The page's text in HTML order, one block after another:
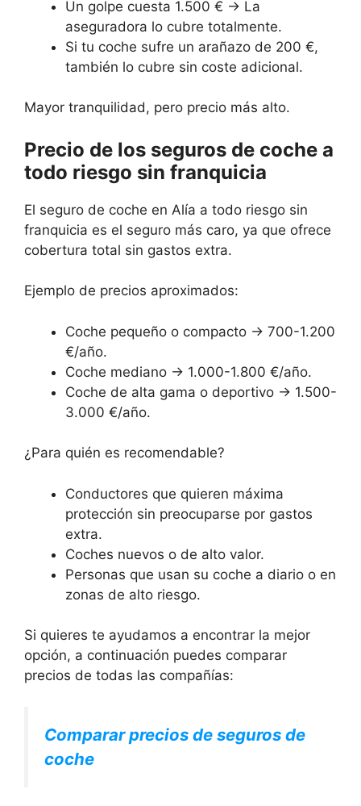
Un golpe cuesta 1.500 € → La
aseguradora lo cubre totalmente.
Si tu coche sufre un arañazo de 200 €,
también lo cubre sin coste adicional.
Mayor tranquilidad, pero precio más alto.
Precio de los seguros de coche a
todo riesgo sin franquicia
El seguro de coche en Alía a todo riesgo sin
franquicia es el seguro más caro, ya que ofrece
cobertura total sin gastos extra.
Ejemplo de precios aproximados:
Coche pequeño o compacto → 700-1.200
€/año.
Coche mediano → 1.000-1.800 €/año.
Coche de alta gama o deportivo → 1.500-
3.000 €/año.
¿Para quién es recomendable?
Conductores que quieren máxima
protección sin preocuparse por gastos
extra.
Coches nuevos o de alto valor.
Personas que usan su coche a diario o en
zonas de alto riesgo.
Si quieres te ayudamos a encontrar la mejor
opción, a continuación puedes comparar
precios de todas las compañías:
Comparar precios de seguros de
coche